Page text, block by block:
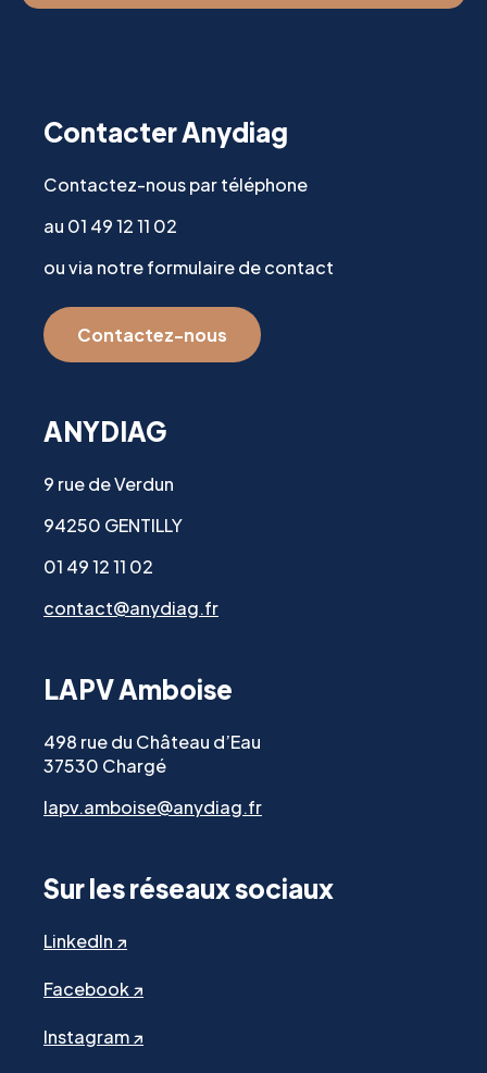
Contacter Anydiag
Contactez-nous par téléphone
au 01 49 12 11 02
ou via notre formulaire de contact
Contactez-nous
ANYDIAG
9 rue de Verdun
94250 GENTILLY
01 49 12 11 02
contact@anydiag.fr
LAPV Amboise
498 rue du Château d’Eau
37530 Chargé
lapv.amboise@anydiag.fr
Sur les réseaux sociaux
LinkedIn ↗
Facebook ↗
Instagram ↗